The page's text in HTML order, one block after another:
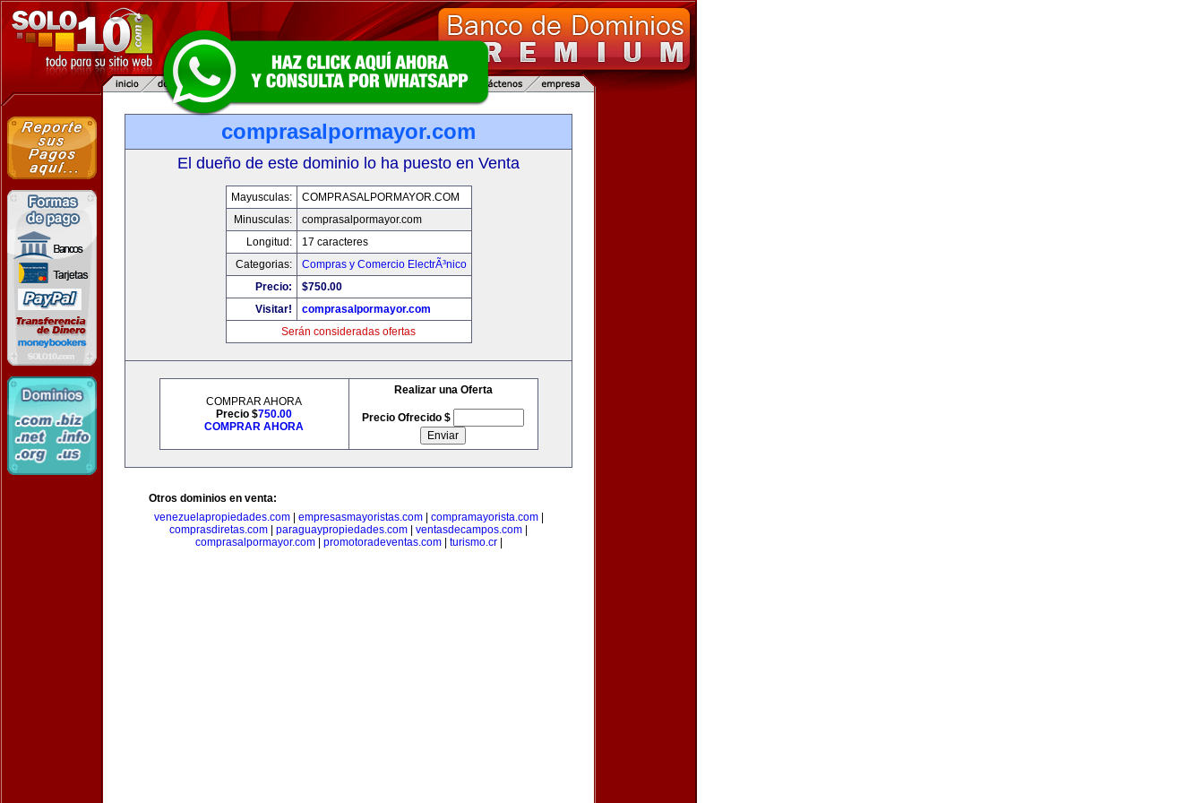
comprasalpormayor.com
El dueño de este dominio lo ha puesto en Venta
Mayusculas:
COMPRASALPORMAYOR.COM
Minusculas:
comprasalpormayor.com
Longitud:
17 caracteres
Categorias:
Compras y Comercio ElectrÃ³nico
Precio:
$750.00
Visitar!
comprasalpormayor.com
Serán consideradas ofertas
COMPRAR AHORA
Precio $750.00
COMPRAR AHORA
Realizar una Oferta
Precio Ofrecido $
Otros dominios en venta:
venezuelapropiedades.com| empresasmayoristas.com| compramayorista.com|
comprasdiretas.com
paraguaypropiedades.com ventasdecampos.com
comprasalpormayor.com| promotoradeventas.com| turismo.cr|